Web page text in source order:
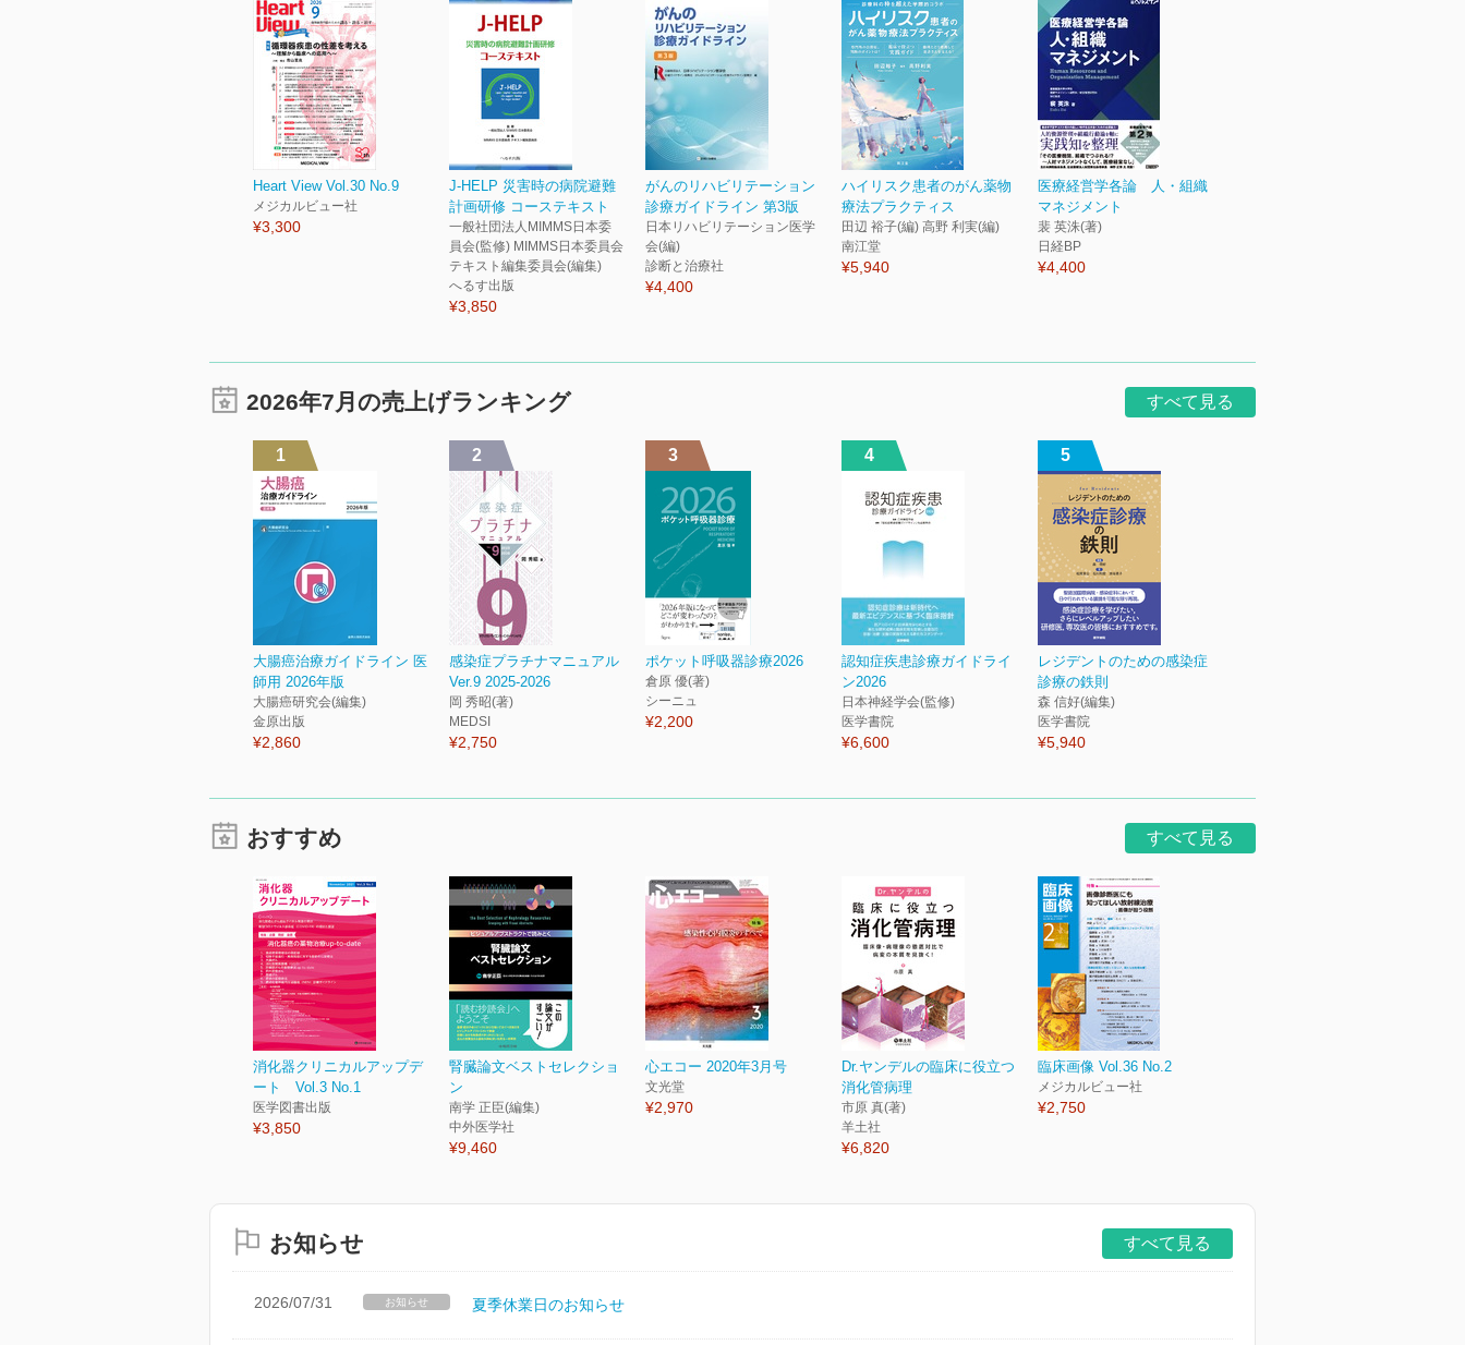
Heart View Vol.30 No.9
メジカルビュー社
¥3,300
J-HELP 災害時の病院避難
計画研修 コーステキスト
一般社団法人MIMMS日本委
員会(監修) MIMMS日本委員会
テキスト編集委員会(編集)
へるす出版
¥3,850
がんのリハビリテーション
診療ガイドライン 第3版
日本リハビリテーション医学
会(編)
診断と治療社
¥4,400
ハイリスク患者のがん薬物
療法プラクティス
田辺 裕子(編) 高野 利実(編)
南江堂
¥5,940
医療経営学各論 人・組織
マネジメント
裴 英洙(著)
日経BP
¥4,400
2026年7月の売上げランキング すべて見る
1
大腸癌治療ガイドライン 医
師用 2026年版
大腸癌研究会(編集)
金原出版
¥2,860
2
感染症プラチナマニュアル
Ver.9 2025-2026
岡 秀昭(著)
MEDSI
¥2,750
3
ポケット呼吸器診療2026
倉原 優(著)
シーニュ
¥2,200
4
認知症疾患診療ガイドライ
ン2026
日本神経学会(監修)
医学書院
¥6,600
5
レジデントのための感染症
診療の鉄則
森 信好(編集)
医学書院
¥5,940
おすすめ すべて見る
消化器クリニカルアップデ
ート Vol.3 No.1
医学図書出版
¥3,850
腎臓論文ベストセレクショ
ン
南学 正臣(編集)
中外医学社
¥9,460
心エコー 2020年3月号
文光堂
¥2,970
Dr.ヤンデルの臨床に役立つ
消化管病理
市原 真(著)
羊土社
¥6,820
臨床画像 Vol.36 No.2
メジカルビュー社
¥2,750
お知らせ すべて見る
2026/07/31 お知らせ 夏季休業日のお知らせ